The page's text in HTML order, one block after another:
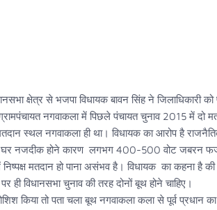
क्षेत्र से भजपा विधायक बावन सिंह ने जिलाधिकारी
नगवाकला में पिछले पंचायत चुनाव 2015 में दो
स्थल नगवाकला ही था। विधायक का आरोप है
के घर नजदीक होने कारण लगभग 400-500 वोट जबरन
मतदान हो पाना असंभव है। विधायक का कहना है की
ही विधानसभा चुनाव की तरह दोनों बूथ होने चाहिए।
किया तो पता चला बूथ नगवाकला कला से पूर्व प्रधान